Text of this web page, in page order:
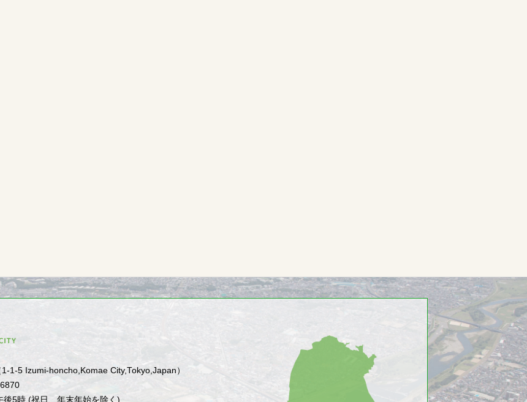
1-5 Izumi-honcho,Komae City,Tokyo,Japan）
後5時 (祝日、年末年始を除く)